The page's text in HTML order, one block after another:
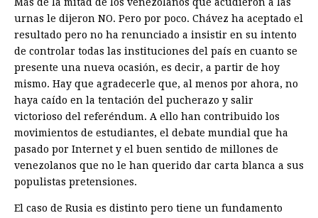
urnas le dijeron NO. Pero por poco. Chávez ha aceptado el
resultado pero no ha renunciado a insistir en su intento
de controlar todas las instituciones del país en cuanto se
presente una nueva ocasión, es decir, a partir de hoy
mismo. Hay que agradecerle que, al menos por ahora, no
haya caído en la tentación del pucherazo y salir
victorioso del referéndum. A ello han contribuido los
movimientos de estudiantes, el debate mundial que ha
pasado por Internet y el buen sentido de millones de
venezolanos que no le han querido dar carta blanca a sus
populistas pretensiones.
El caso de Rusia es distinto pero tiene un fundamento